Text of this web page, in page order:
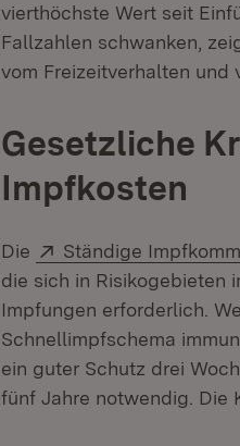
vierthöchste Wert seit
Fallzahlen schwanken,
vom Freizeitverhalten und
Gesetzliche
Impfkosten
Die Extern:
Ständige
die sich in Risikogebieten
Impfungen erforderlich.
Schnellimpfschema
ein guter Schutz drei
fünf Jahre notwendig. Die